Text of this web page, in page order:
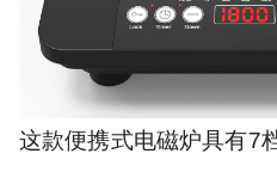
这款便携式电磁炉具有7